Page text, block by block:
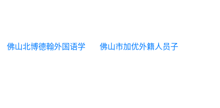
佛山北博德翰外国语学
佛山市加优外籍人员子